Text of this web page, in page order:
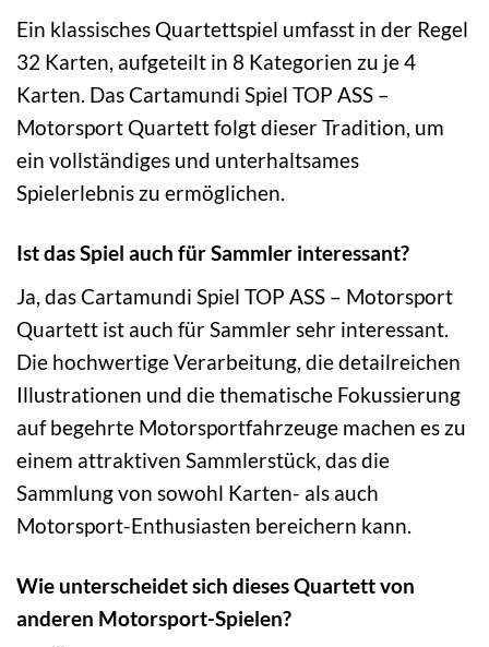
Ein klassisches Quartettspiel umfasst in der Regel
32 Karten, aufgeteilt in 8 Kategorien zu je 4
Karten. Das Cartamundi Spiel TOP ASS –
Motorsport Quartett folgt dieser Tradition, um
ein vollständiges und unterhaltsames
Spielerlebnis zu ermöglichen.
Ist das Spiel auch für Sammler interessant?
Ja, das Cartamundi Spiel TOP ASS – Motorsport
Quartett ist auch für Sammler sehr interessant.
Die hochwertige Verarbeitung, die detailreichen
Illustrationen und die thematische Fokussierung
auf begehrte Motorsportfahrzeuge machen es zu
einem attraktiven Sammlerstück, das die
Sammlung von sowohl Karten- als auch
Motorsport-Enthusiasten bereichern kann.
Wie unterscheidet sich dieses Quartett von
anderen Motorsport-Spielen?